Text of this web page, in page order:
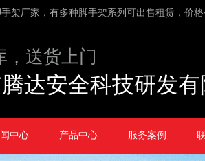
架厂家，有多种脚手架系列可出售租赁，价
，送货上门
达安全科技研发有
中心 产品中心 服务案例